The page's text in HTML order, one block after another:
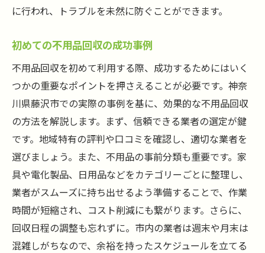
に行われ、トラブルを未然に防ぐことができます。
初めての不用品回収の成功事例
不用品回収を初めて利用する際、成功するためにはいく
つかの重要なポイントを押さえることが必要です。神奈
川県藤沢市での実際の事例を基に、効果的な不用品回収
の方法を解説します。まず、信頼できる業者の選定が鍵
です。地域特有の評判や口コミを確認し、適切な業者を
選びましょう。また、不用品の事前分類も重要です。家
具や電化製品、日用品などをカテゴリーごとに整理し、
業者がスムーズに持ち出せるよう準備することで、作業
時間が短縮され、コスト削減にも繋がります。さらに、
回収日程の調整も忘れずに。市内の業者は週末や月末は
混雑しがちなので、余裕を持ったスケジュールを立てる